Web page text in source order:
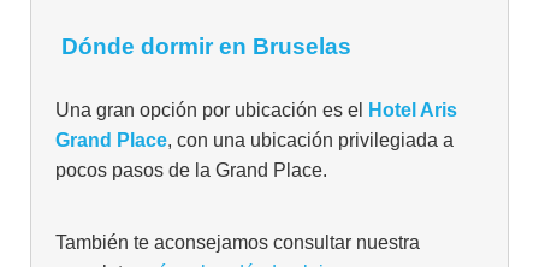
Dónde dormir en Bruselas
Una gran opción por ubicación es el
Hotel Aris
Grand Place, con una ubicación privilegiada a
pocos pasos de la Grand Place.
También te aconsejamos consultar nuestra